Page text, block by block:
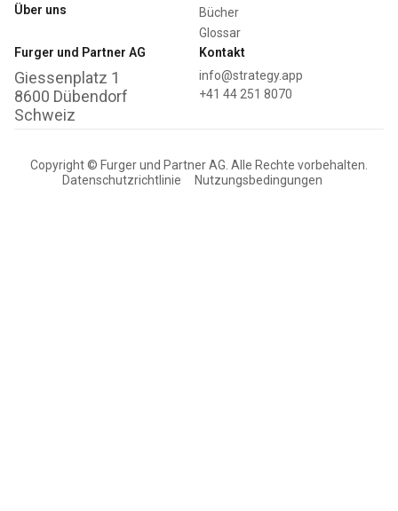
Über uns
Bücher
Glossar
Furger und Partner AG
Giessenplatz 1
8600 Dübendorf
Schweiz
Kontakt
info@strategy.app
+41 44 251 8070
Copyright © Furger und Partner AG. Alle Rechte vorbehalten.
Datenschutzrichtlinie
Nutzungsbedingungen